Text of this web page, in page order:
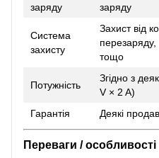
заряду
заряду
Система
захисту
Захист від
перезаряду,
тощо
Потужність
Згідно з
V × 2 A)
Гарантія
Деякі
Переваги / особливості